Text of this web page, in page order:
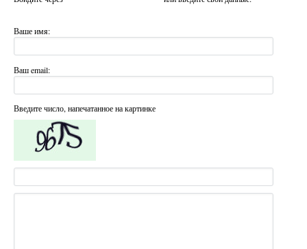
Ваше имя:
Ваш email:
Введите число, напечатанное на картинке